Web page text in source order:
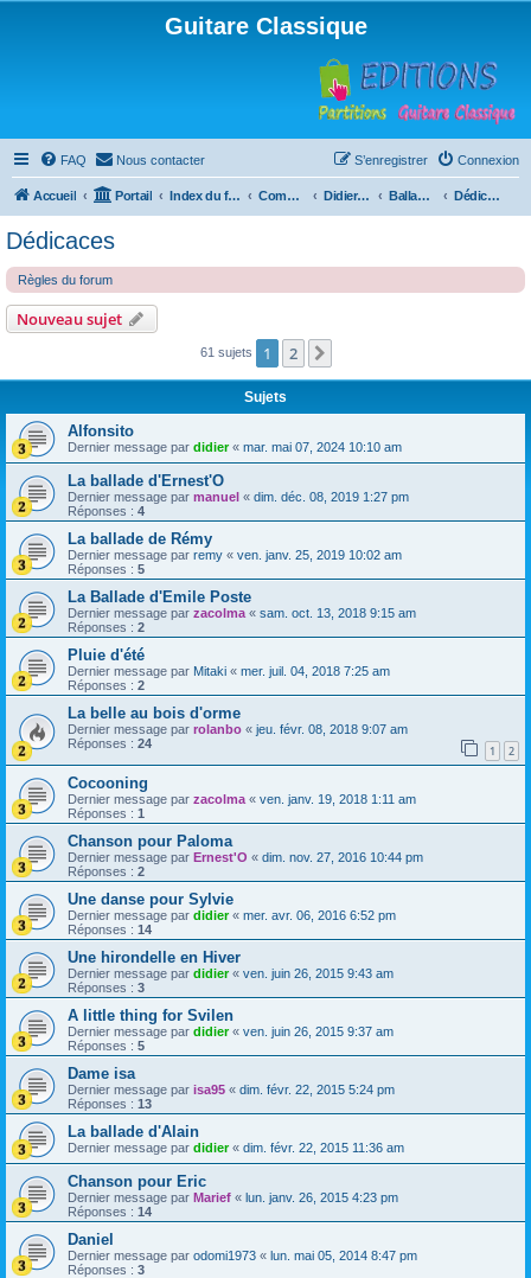
Guitare Classique
FAQ Nous contacter Connexion
S’enregistrer
Accueil Portail Index du forum Compositions Didierland Ballades et autres réveries Dédicaces
Dédicaces
Règles du forum
Nouveau sujet
61 sujets 1 2
Sujets
Alfonsito
Dernier message par didier« mar. mai 07, 2024 10:10 am
La ballade d'Ernest'O
Dernier message par manuel « dim. déc. 08, 2019 1:27 pm
Réponses : 4
La ballade de Rémy
Dernier message par remy « ven. janv. 25, 2019 10:02 am
Réponses : 5
La Ballade d'Emile Poste
Dernier message par zacolma « sam. oct. 13, 2018 9:15 am
Réponses : 2
Pluie d'été
Dernier message par Mitaki « mer. juil. 04, 2018 7:25 am
Réponses : 2
La belle au bois d'orme
Dernier message par rolanbo « jeu. févr. 08, 2018 9:07 am
Réponses : 24 1 2
Cocooning
Dernier message par zacolma « ven. janv. 19, 2018 1:11 am
Réponses : 1
Chanson pour Paloma
Dernier message par Ernest'O « dim. nov. 27, 2016 10:44 pm
Réponses : 2
Une danse pour Sylvie
Dernier message par didier« mer. avr. 06, 2016 6:52 pm
Réponses : 14
Une hirondelle en Hiver
Dernier message par didier« ven. juin 26, 2015 9:43 am
Réponses : 3
A little thing for Svilen
Dernier message par didier« ven. juin 26, 2015 9:37 am
Réponses : 5
Dame isa
Dernier message par isa95 « dim. févr. 22, 2015 5:24 pm
Réponses : 13
La ballade d'Alain
Dernier message par didier« dim. févr. 22, 2015 11:36 am
Chanson pour Eric
Dernier message par Marief « lun. janv. 26, 2015 4:23 pm
Réponses : 14
Daniel
Dernier message par odomi1973 « lun. mai 05, 2014 8:47 pm
Réponses : 3